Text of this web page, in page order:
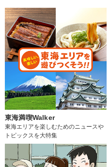
東海満喫Walker
東海エリアを楽しむためのニュースや
トピックスを大特集